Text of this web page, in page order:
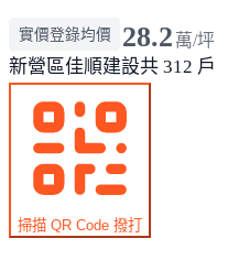
實價登錄均價 28.2 萬/坪
新營區佳順建設共 312 戶
掃描 QR Code 撥打